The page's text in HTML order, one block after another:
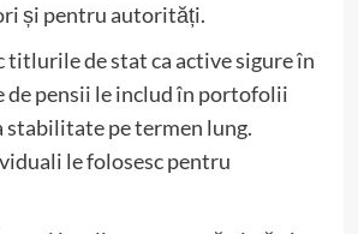
și pentru autorități.
titlurile de stat ca active sigure în
de pensii le includ în portofolii
stabilitate pe termen lung.
le folosesc pentru